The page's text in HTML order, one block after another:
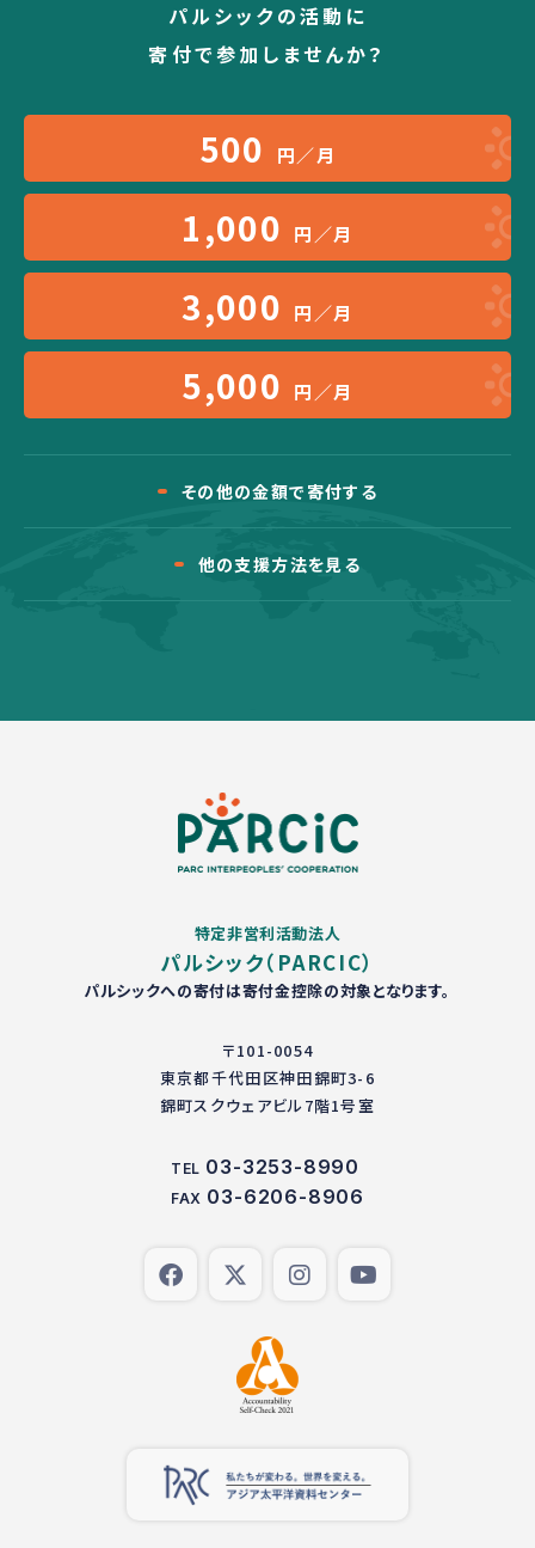
パルシックの活動に
寄付で参加しませんか？
500 円／月
1,000 円／月
3,000 円／月
5,000 円／月
その他の金額で寄付する
他の支援方法を見る
特定非営利活動法人
パルシック（PARCIC）
パルシックへの寄付は寄付金控除の対象となります。
〒101-0054
東京都千代田区神田錦町3-6
錦町スクウェアビル7階1号室
TEL 03-3253-8990
FAX 03-6206-8906